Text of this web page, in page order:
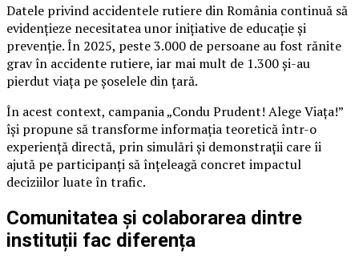
Datele privind accidentele rutiere din România continuă să
evidențieze necesitatea unor inițiative de educație și
prevenție. În 2025, peste 3.000 de persoane au fost rănite
grav în accidente rutiere, iar mai mult de 1.300 și-au
pierdut viața pe șoselele din țară.
În acest context, campania „Condu Prudent! Alege Viața!”
își propune să transforme informația teoretică într-o
experiență directă, prin simulări și demonstrații care îi
ajută pe participanți să înțeleagă concret impactul
deciziilor luate în trafic.
Comunitatea și colaborarea dintre
instituții fac diferența